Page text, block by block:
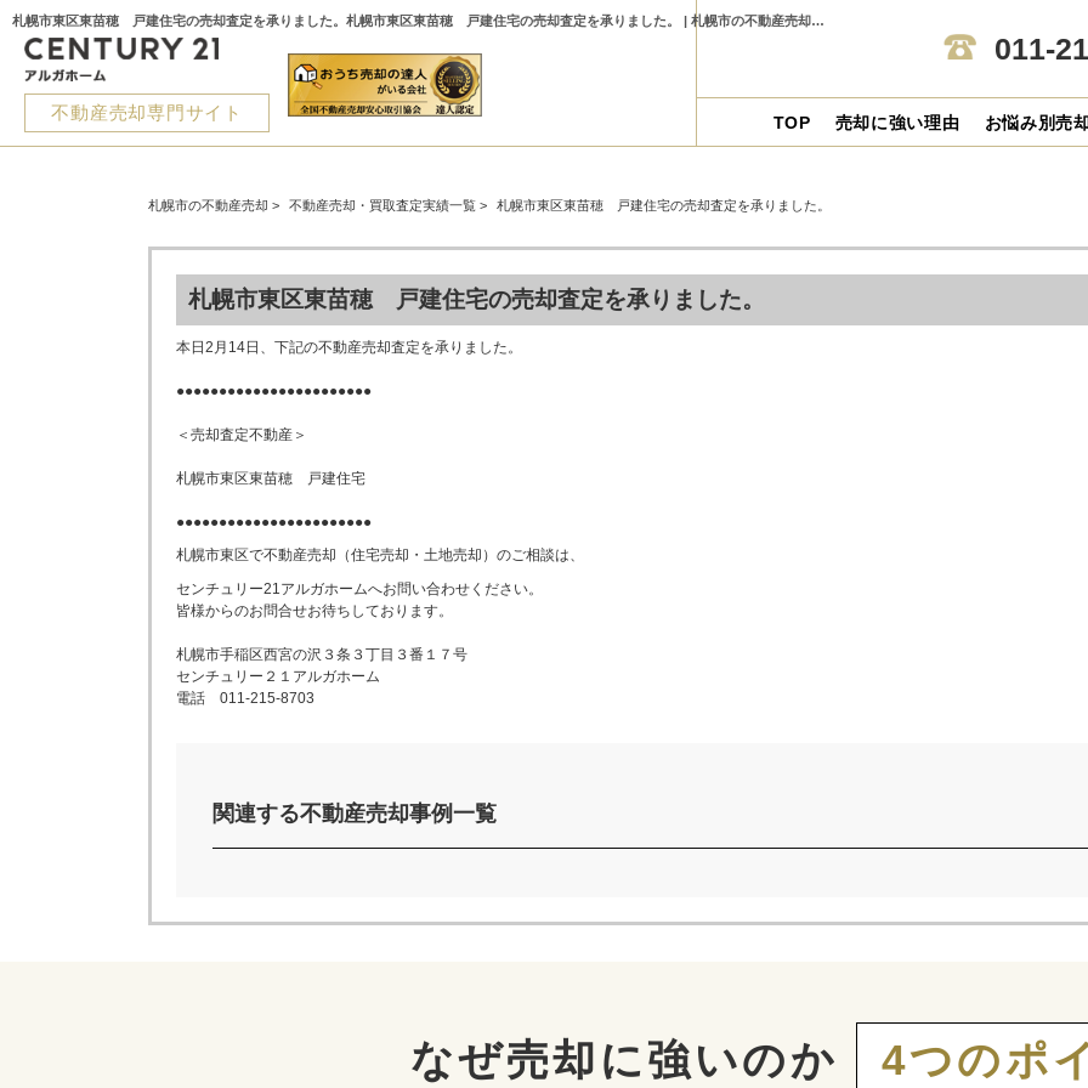
札幌市東区東苗穂 戸建住宅の売却査定を承りました。札幌市東区東苗穂 戸建住宅の売却査定を承りました。 | 札幌市の不動産売却ならセンチュリー21アルガホーム
不動産売却専門サイト
011-
TOP 売却に強い理由 お悩み別売
札幌市の不動産売却 > 不動産売却・買取査定実績一覧 > 札幌市東区東苗穂 戸建住宅の売却査定を承りました。
札幌市東区東苗穂 戸建住宅の売却査定を承りました。
本日2月14日、下記の不動産売却査定を承りました。
●●●●●●●●●●●●●●●●●●●●●●●
＜売却査定不動産＞
札幌市東区東苗穂 戸建住宅
●●●●●●●●●●●●●●●●●●●●●●●
札幌市東区で不動産売却（住宅売却・土地売却）のご相談は、
センチュリー21アルガホームへお問い合わせください。
皆様からのお問合せお待ちしております。
札幌市手稲区西宮の沢３条３丁目３番１７号
センチュリー２１アルガホーム
電話 011-215-8703
関連する不動産売却事例一覧
なぜ売却に強いのか 4つのポ